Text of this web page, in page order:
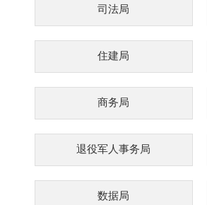
司法局
住建局
商务局
退役军人事务局
数据局